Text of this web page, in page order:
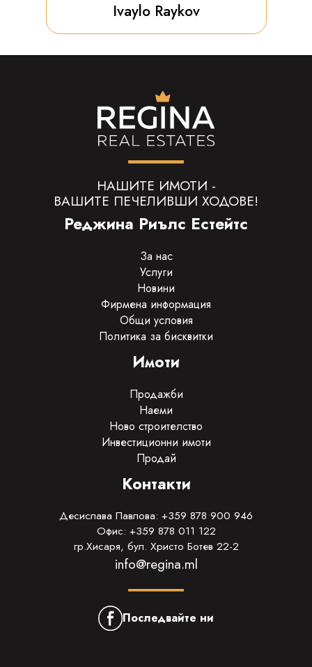
Ivaylo Raykov
НАШИТЕ ИМОТИ -
ВАШИТЕ ПЕЧЕЛИВШИ ХОДОВЕ!
Реджина Риълс Естейтс
За нас
Услуги
Новини
Фирмена информация
Общи условия
Политика за бисквитки
Имоти
Продажби
Наеми
Ново строителство
Инвестиционни имоти
Продай
Контакти
Десислава Павлова: +359 878 900 946
Офис: +359 878 011 122
гр.Хисаря, бул. Христо Ботев 22-2
info@regina.ml
Последвайте ни